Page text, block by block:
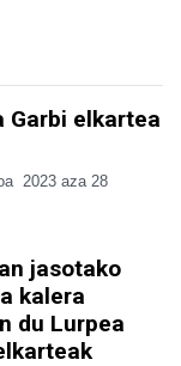
Garbi elkartea
2023 aza 28
jasotako
kalera
du Lurpea